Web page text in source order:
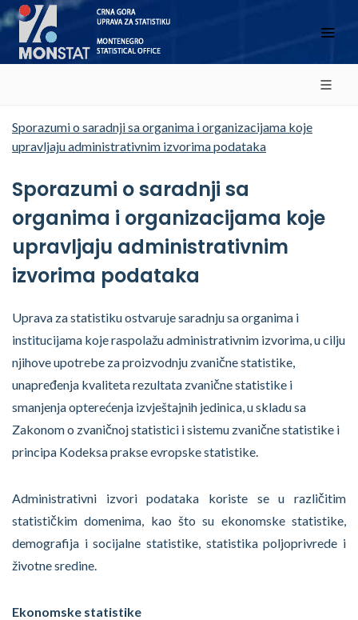
Sporazumi o saradnji sa organima i organizacijama koje
upravljaju administrativnim izvorima podataka
Sporazumi o saradnji sa
organima i organizacijama koje
upravljaju administrativnim
izvorima podataka
Uprava za statistiku ostvaruje saradnju sa organima i
institucijama koje raspolažu administrativnim izvorima, u cilju
njihove upotrebe za proizvodnju zvanične statistike,
unapređenja kvaliteta rezultata zvanične statistike i
smanjenja opterećenja izvještajnih jedinica, u skladu sa
Zakonom o zvaničnoj statistici i sistemu zvanične statistike i
principa Kodeksa prakse evropske statistike.
Administrativni izvori podataka koriste se u različitim
statističkim domenima, kao što su ekonomske statistike,
demografija i socijalne statistike, statistika poljoprivrede i
životne sredine.
Ekonomske statistike